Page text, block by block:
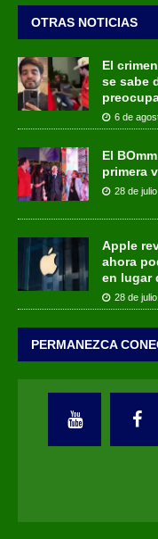
OTRAS NOTICIAS
El
se sabe
6 de
El
primera
28 de
Apple
ahora
en lugar
28 de
PERMANEZCA